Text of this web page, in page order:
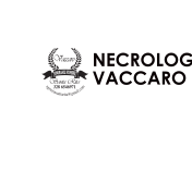
contenuto